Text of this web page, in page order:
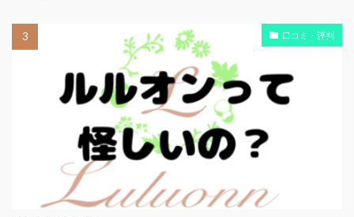
口コミ・評判